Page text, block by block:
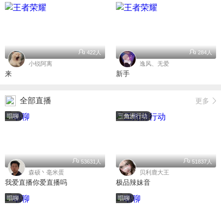
422人
小锐阿离
来
284人
逸风、无爱
新手
全部直播 更多
唱聊
53631人
森硕丶毫米蛋
我爱直播你爱直播吗
三角洲行动
51837人
贝利鹿大王
极品辣妹音
唱聊 唱聊